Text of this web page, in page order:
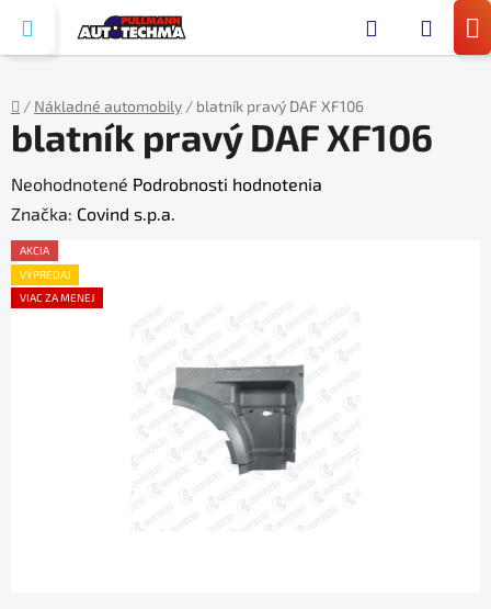
obsah
Domov
/ Nákladné automobily / blatník pravý DAF XF106
blatník pravý DAF XF106
Priemerné
hodnotenie
produktu
je
0,0
Neohodnotené Podrobnosti hodnotenia
Značka: Covind s.p.a.
AKCIA
VÝPREDAJ
VIAC ZA MENEJ